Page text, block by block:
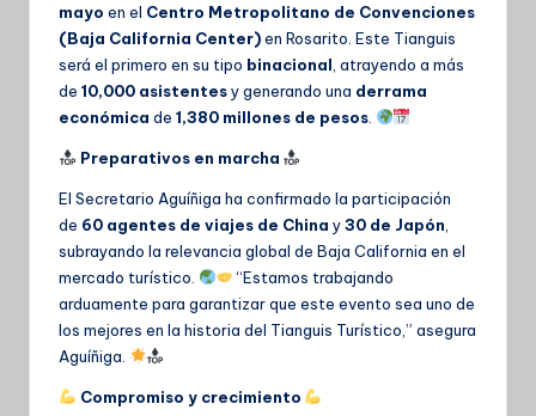
mayo en el Centro Metropolitano de Convenciones
(Baja California Center)en Rosarito. Este Tianguis
será el primero en su tipo binacional , atrayendo a más
de 10,000 asistentesy generando una derrama
económica de 1,380 millones de pesos
Preparativos en marcha
El Secretario Aguíñiga ha confirmado la participación
de 60 agentes de viajes de China y30 de Japón
subrayando la relevancia global de Baja California en el
mercado turístico.
“Estamos trabajando
arduamente para garantizar que este evento sea uno de
los mejores en la historia del Tianguis Turístico,” asegura
Aguíñiga.
Compromiso y crecimiento